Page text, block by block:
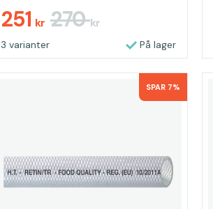
251 kr 270kr
3 varianter På lager
SPAR 7%